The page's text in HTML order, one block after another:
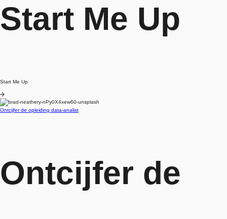
Start Me Up
Start Me Up
Blog
Ontcijfer de opleiding data-analist
Ontcijfer de